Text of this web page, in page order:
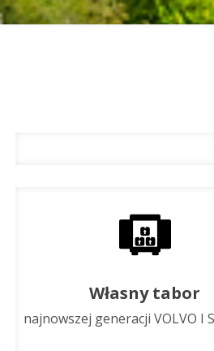
Własny tabor
najnowszej generacji VOLVO I